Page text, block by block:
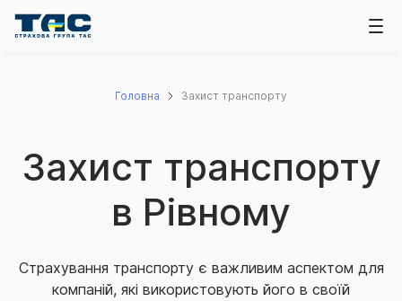
Головна Захист транспорту
Захист транспорту
в Рівному
Страхування транспорту є важливим аспектом для
компаній, які використовують його в своїй